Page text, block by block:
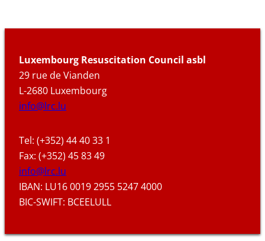
Luxembourg Resuscitation Council asbl
29 rue de Vianden
L-2680 Luxembourg
info@lrc.lu
Tel: (+352) 44 40 33 1
Fax: (+352) 45 83 49
info@lrc.lu
IBAN: LU16 0019 2955 5247 4000
BIC-SWIFT: BCEELULL